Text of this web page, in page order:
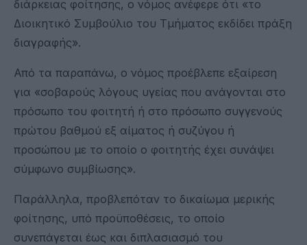
διάρκειας φοίτησης, ο νόμος ανέφερε ότι «το
Διοικητικό Συμβούλιο του Τμήματος εκδίδει πράξη
διαγραφής».
Από τα παραπάνω, ο νόμος προέβλεπε εξαίρεση
για «σοβαρούς λόγους υγείας που ανάγονται στο
πρόσωπο του φοιτητή ή στο πρόσωπο συγγενούς
πρώτου βαθμού εξ αίματος ή συζύγου ή
προσώπου με το οποίο ο φοιτητής έχει συνάψει
σύμφωνο συμβίωσης».
Παράλληλα, προβλεπόταν το δικαίωμα μερικής
φοίτησης, υπό προϋποθέσεις, το οποίο
συνεπάγεται έως και διπλασιασμό του